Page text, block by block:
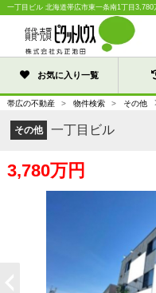
一丁目ビル 北海道帯広市東一条南1丁目
お気に入り一覧
帯広の不動産 > 物件検索 > その他
その他 一丁目ビル
3,780万円